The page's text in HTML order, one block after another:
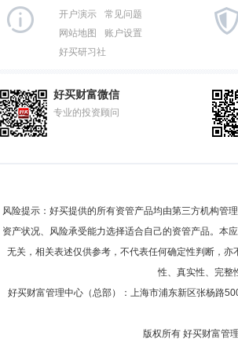
开户演示
常见问题
网站地图
账户设置
好买研习社
好买财富微信
专业的投资顾问
风险提示：好买提供的所有资管产品均由第三方机构管
资产状况、风险承受能力选择适合自己的资管产品。本
无关，相关表述仅供参考，不代表任何确定性判断，
性、真实性、完整
好买财富管理中心（总部）：上海市浦东新区张杨路
版权所有 好买财富管